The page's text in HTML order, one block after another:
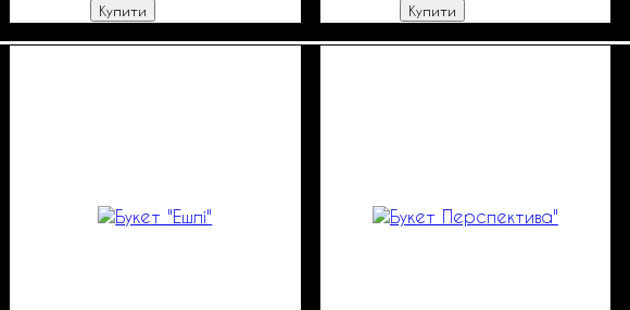
Купити Купити